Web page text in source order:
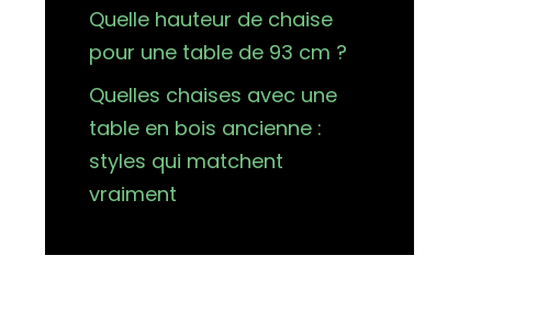
Quelle hauteur de chaise
pour une table de 93 cm ?
Quelles chaises avec une
table en bois ancienne :
styles qui matchent
vraiment